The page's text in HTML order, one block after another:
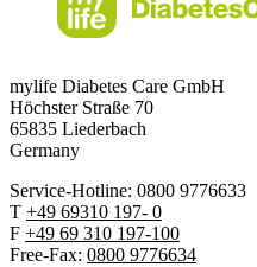
mylife Diabetes Care GmbH
Höchster Straße 70
65835 Liederbach
Germany
Service-Hotline: 0800 9776633
T +49 69310 197- 0
F +49 69 310 197-100
Free-Fax: 0800 9776634